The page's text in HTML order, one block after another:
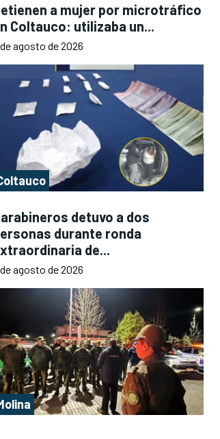
a mujer por microtráfico
Coltauco: utilizaba un...
agosto de 2026
detuvo a dos
durante ronda
de...
agosto de 2026